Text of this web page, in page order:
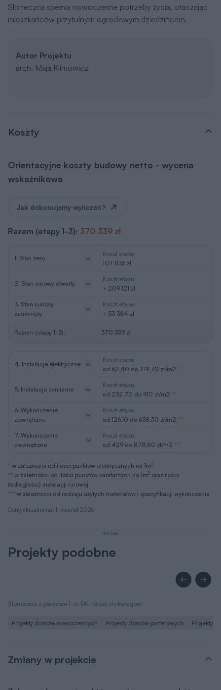
Słoneczna spełnia nowoczesne potrzeby życia, otaczając
mieszkańców przytulnym ogrodowym dziedzińcem.
Autor Projektu
arch. Maja Klimowicz
Koszty
Orientacyjne koszty budowy netto - wycena
wskaźnikowa
Ceny aktualne na: II kwartał 2026
Jak dokonujemy wyliczeń?
Razem (etapy 1-3): 370 339 zł
1. Stan zero
Koszt etapu
107 835 zł
2. Stan surowy otwarty
Koszt etapu
+ 209 121 zł
3. Stan surowy
zamknięty
Koszt etapu
+ 53 384 zł
Razem (etapy 1-3): 370 339 zł
4. Instalacje elektryczne
Koszt etapu
od 62,40 do 219,70 zł/m2 *
5. Instalacje sanitarne
Koszt etapu
od 232,70 do 910 zł/m2 **
6. Wykończenie
zewnętrzne
Koszt etapu
od 126,10 do 638,30 zł/m2 ***
7. Wykończenie
wewnętrzne
Koszt etapu
od 429 do 878,80 zł/m2 ***
* w zależności od ilości punktów elektrycznych na 1m2
** w zależności od ilości punktów sanitarnych na 1m2 oraz ilości
(odległości) instalacji rurowej
*** w zależności od rodzaju użytych meteriałów i specyfikacji wykończenia
REKLAMA
Projekty podobne
Słoneczna z garażem 1-st. [A] należy do kategorii:
Projekty domów nowoczesnych Projekty domów parterowych Projekty
Zmiany w projekcie